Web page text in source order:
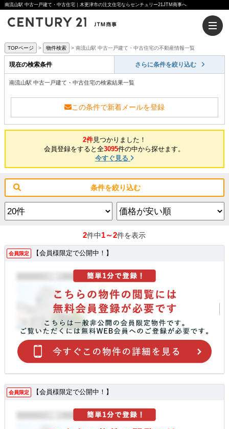
南流山駅 中古一戸建て・中古住宅｜木更津市の注文住宅ならセンチュリー21JTM商事へ
TOPページ 物件検索 南流山駅 中古一戸建て・中古住宅の不動産情報一覧
現在の検索条件 さらに条件を絞り込む
南流山駅 中古一戸建て・中古住宅の検索結果一覧
この条件で新着メールを登録
2件見つかりました！
会員登録をすると全3095件の中から探せます。
今すぐ見る
条件を絞り込む
2件中1～2件を表示
会員限定 【会員様限定で公開中！】
会員限定 【会員様限定で公開中！】